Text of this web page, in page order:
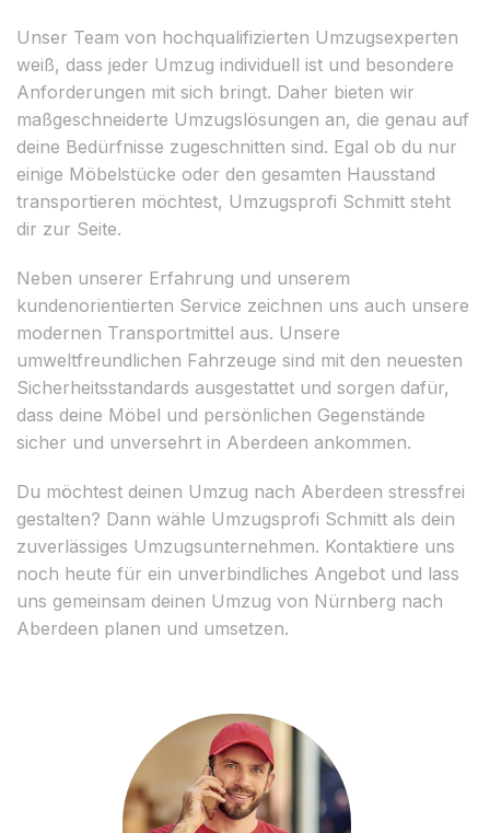
Unser Team von hochqualifizierten Umzugsexperten
weiß, dass jeder Umzug individuell ist und besondere
Anforderungen mit sich bringt. Daher bieten wir
maßgeschneiderte Umzugslösungen an, die genau auf
deine Bedürfnisse zugeschnitten sind. Egal ob du nur
einige Möbelstücke oder den gesamten Hausstand
transportieren möchtest, Umzugsprofi Schmitt steht
dir zur Seite.
Neben unserer Erfahrung und unserem
kundenorientierten Service zeichnen uns auch unsere
modernen Transportmittel aus. Unsere
umweltfreundlichen Fahrzeuge sind mit den neuesten
Sicherheitsstandards ausgestattet und sorgen dafür,
dass deine Möbel und persönlichen Gegenstände
sicher und unversehrt in Aberdeen ankommen.
Du möchtest deinen Umzug nach Aberdeen stressfrei
gestalten? Dann wähle Umzugsprofi Schmitt als dein
zuverlässiges Umzugsunternehmen. Kontaktiere uns
noch heute für ein unverbindliches Angebot und lass
uns gemeinsam deinen Umzug von Nürnberg nach
Aberdeen planen und umsetzen.